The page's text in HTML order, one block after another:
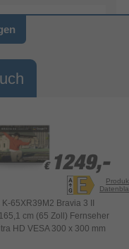
4K-
€ 1249,-
€ 1249,-
K-65XR39M2 Bravia 3 II
cm (65 Zoll) Fernseher
HD VESA 300 x 300 mm